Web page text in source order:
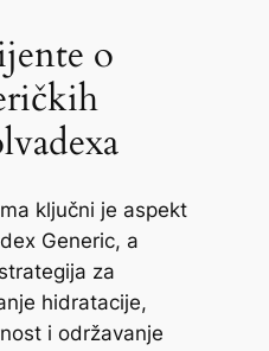
o
ključni je aspekt
Generic, a
za
hidratacije,
i održavanje